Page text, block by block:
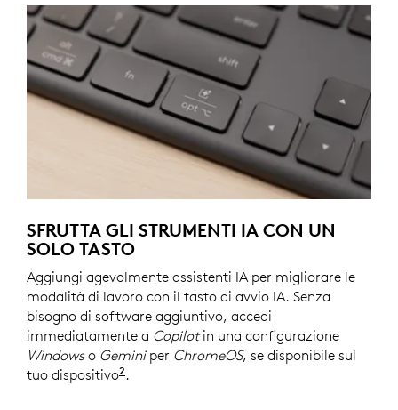
SFRUTTA GLI STRUMENTI IA CON UN
SOLO TASTO
Aggiungi agevolmente assistenti IA per migliorare le
modalità di lavoro con il tasto di avvio IA. Senza
bisogno di software aggiuntivo, accedi
immediatamente a Copilotin una configurazione
Windowso Geminiper ChromeOS, se disponibile sul
tuo dispositivo2 Copilot richiede Windows 11 o
.